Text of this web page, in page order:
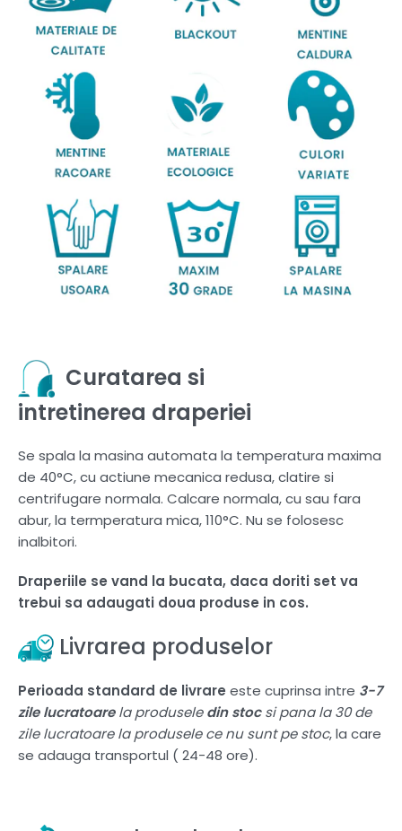
Curatarea si
intretinerea draperiei
Se spala la masina automata la temperatura maxima
de 40°C, cu actiune mecanica redusa, clatire si
centrifugare normala. Calcare normala, cu sau fara
abur, la termperatura mica, 110°C. Nu se folosesc
inalbitori.
Draperiile se vand la bucata, daca doriti set va
trebui sa adaugati doua produse in cos.
Livrarea produselor
Perioada standard de livrare este cuprinsa intre 3-7
zile lucratoarela produseledin stocsi pana la 30 de
zile lucratoare la produsele ce nu sunt pe stoc, la care
se adauga transportul ( 24-48 ore).